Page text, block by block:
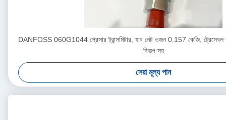
DANFOSS 060G1044 প্রেসার ট্রান্সমিটার, যার নেট ওজন 0.157 কেজি, ট্রেসেবল
বিকল্প সহ
সেরা মূল্য পান